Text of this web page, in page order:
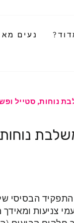
נעים
נוחות, סטייל
מטעמים שונים, החל מן
צניעות